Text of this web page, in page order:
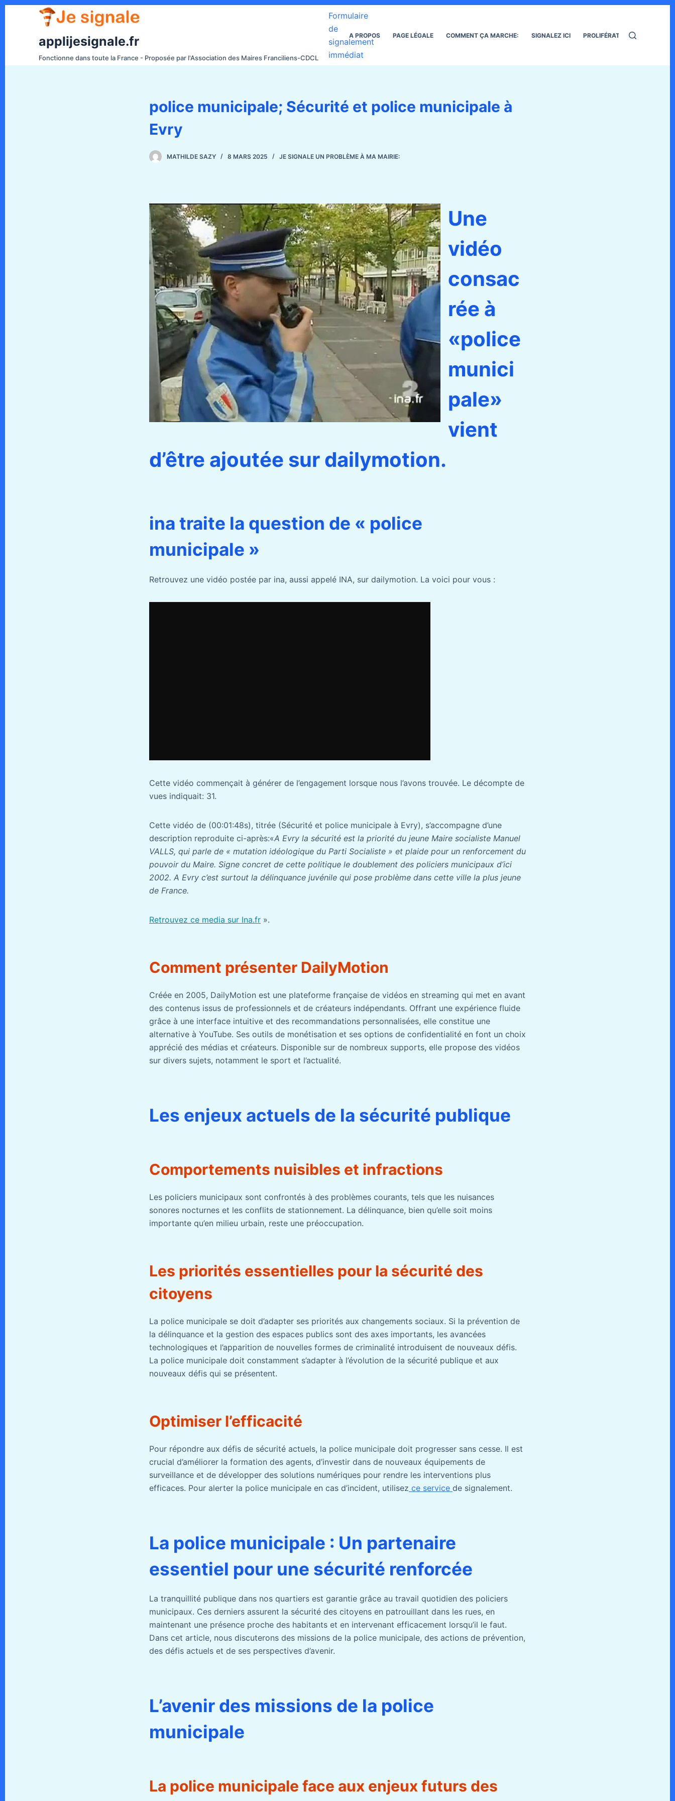
e
applijesignale.fr
Fonctionne dans toute la France - Proposée par l'Association des Maires Franciliens-CDCL
Formulaire
de
signalement
immédiat
A PROPOS PAGE LÉGALE COMMENT ÇA MARCHE: SIGNALEZ ICI PROLIFÉRATION DES RATS
police municipale; Sécurité et police municipale à
Evry
MATHILDE SAZY 8 MARS 2025 JE SIGNALE UN PROBLÈME À MA MAIRIE:
Une
vidéo
consac
rée à
«police
munici
pale»
vient
d’être ajoutée sur dailymotion.
ina traite la question de « police
municipale »
Retrouvez une vidéo postée par ina, aussi appelé INA, sur dailymotion. La voici pour vous :
Cette vidéo commençait à générer de l’engagement lorsque nous l’avons trouvée. Le décompte de
vues indiquait: 31.
Cette vidéo de (00:01:48s), titrée (Sécurité et police municipale à Evry), s’accompagne d’une
description reproduite ci-après:«A Evry la sécurité est la priorité du jeune Maire socialiste Manuel
VALLS, qui parle de « mutation idéologique du Parti Socialiste » et plaide pour un renforcement du
pouvoir du Maire. Signe concret de cette politique le doublement des policiers municipaux d’ici
2002. A Evry c’est surtout la délinquance juvénile qui pose problème dans cette ville la plus jeune
de France.
Retrouvez ce media sur Ina.fr ».
Comment présenter DailyMotion
Créée en 2005, DailyMotion est une plateforme française de vidéos en streaming qui met en avant
des contenus issus de professionnels et de créateurs indépendants. Offrant une expérience fluide
grâce à une interface intuitive et des recommandations personnalisées, elle constitue une
alternative à YouTube. Ses outils de monétisation et ses options de confidentialité en font un choix
apprécié des médias et créateurs. Disponible sur de nombreux supports, elle propose des vidéos
sur divers sujets, notamment le sport et l’actualité.
Les enjeux actuels de la sécurité publique
Comportements nuisibles et infractions
Les policiers municipaux sont confrontés à des problèmes courants, tels que les nuisances
sonores nocturnes et les conflits de stationnement. La délinquance, bien qu’elle soit moins
importante qu’en milieu urbain, reste une préoccupation.
Les priorités essentielles pour la sécurité des
citoyens
La police municipale se doit d’adapter ses priorités aux changements sociaux. Si la prévention de
la délinquance et la gestion des espaces publics sont des axes importants, les avancées
technologiques et l’apparition de nouvelles formes de criminalité introduisent de nouveaux défis.
La police municipale doit constamment s’adapter à l’évolution de la sécurité publique et aux
nouveaux défis qui se présentent.
Optimiser l’efficacité
Pour répondre aux défis de sécurité actuels, la police municipale doit progresser sans cesse. Il est
crucial d’améliorer la formation des agents, d’investir dans de nouveaux équipements de
surveillance et de développer des solutions numériques pour rendre les interventions plus
efficaces. Pour alerter la police municipale en cas d’incident, utilisez ce service de signalement.
La police municipale : Un partenaire
essentiel pour une sécurité renforcée
La tranquillité publique dans nos quartiers est garantie grâce au travail quotidien des policiers
municipaux. Ces derniers assurent la sécurité des citoyens en patrouillant dans les rues, en
maintenant une présence proche des habitants et en intervenant efficacement lorsqu’il le faut.
Dans cet article, nous discuterons des missions de la police municipale, des actions de prévention,
des défis actuels et de ses perspectives d’avenir.
L’avenir des missions de la police
municipale
La police municipale face aux enjeux futurs des